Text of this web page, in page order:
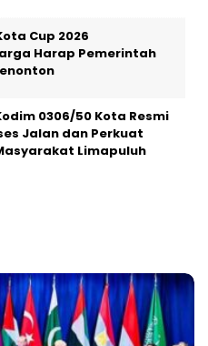
Cup 2026
Harap Pemerintah
0306/50 Kota Resmi
Jalan dan Perkuat
Limapuluh